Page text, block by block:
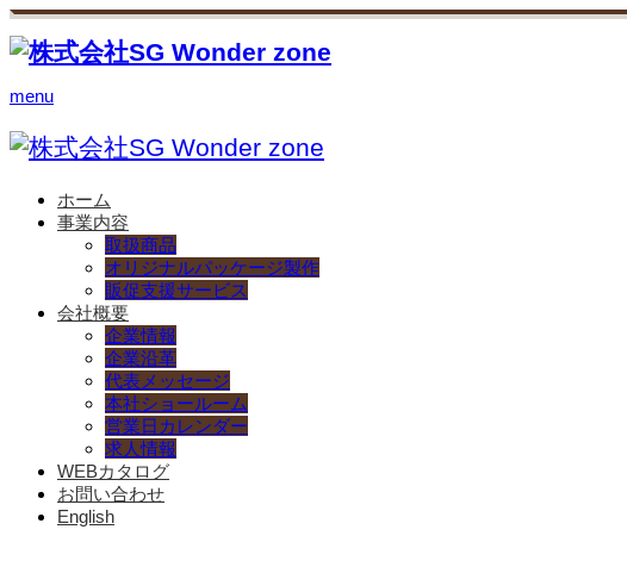
menu
ホーム
事業内容
取扱商品
オリジナルパッケージ製作
販促支援サービス
会社概要
企業情報
企業沿革
代表メッセージ
本社ショールーム
営業日カレンダー
求人情報
WEBカタログ
お問い合わせ
English